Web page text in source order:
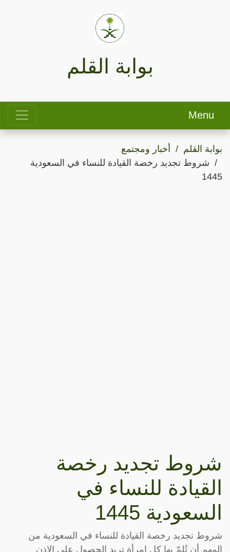
بوابة القلم
Menu
بوابة القلم
أخبار ومجتمع
شروط تجديد رخصة القيادة للنساء في السعودية
1445
شروط تجديد رخصة
القيادة للنساء في
السعودية 1445
شروط تجديد رخصة القيادة للنساء في السعودية من
المهم أن تُلمّ بها كل امرأة تريد الحصول على الإذن